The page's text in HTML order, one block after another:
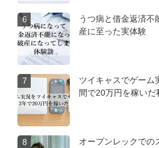
6
うつ病と借金返済不
産に至った実体験
7
ツイキャスでゲーム
間で20万円を稼いだ
8
オープンレックでの